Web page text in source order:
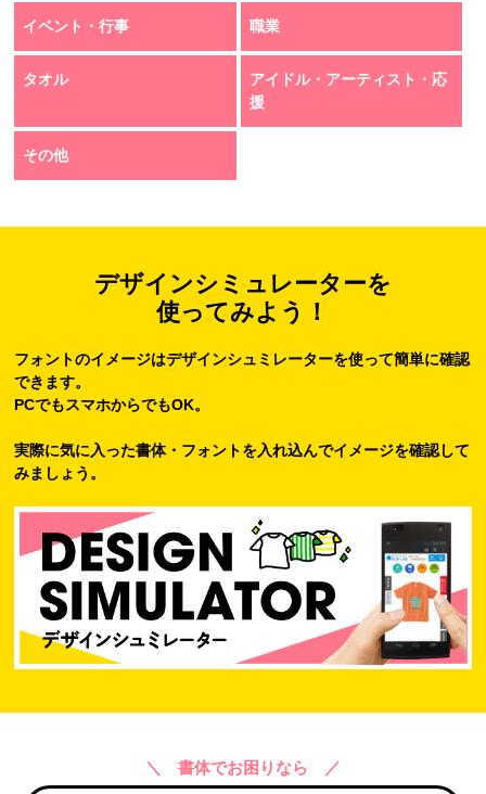
イベント・行事 職業
タオル
アイドル・アーティスト・応
援
その他
デザインシミュレーターを
使ってみよう！
フォントのイメージはデザインシュミレーターを使って簡単に確認
できます。
PCでもスマホからでもOK。
実際に気に入った書体・フォントを入れ込んでイメージを確認して
みましょう。
＼ 書体でお困りなら ／